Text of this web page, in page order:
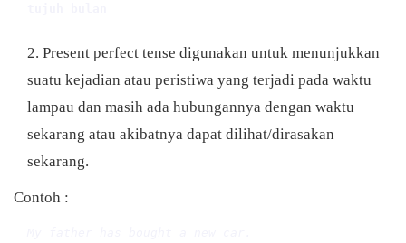
Present perfect tense digunakan untuk menunjukkan
suatu kejadian atau peristiwa yang terjadi pada waktu
lampau dan masih ada hubungannya dengan waktu
sekarang atau akibatnya dapat dilihat/dirasakan
sekarang.
Contoh :